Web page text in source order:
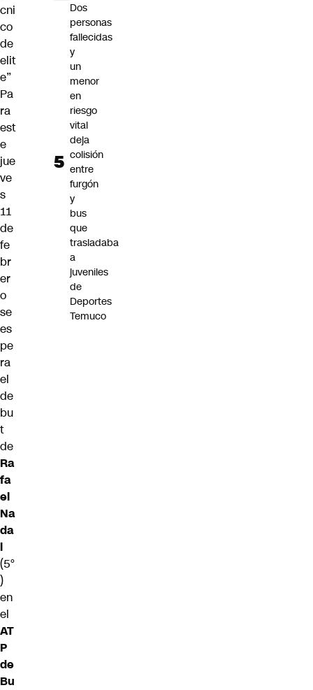
cni
co
de
elit
e”
Pa
ra
est
e
jue
ve
s
11
de
fe
br
er
o
se
es
pe
ra
el
de
bu
t
de
Ra
fa
el
Na
da
l
(5°
)
en
el
AT
P
de
Bu
Dos
personas
fallecidas
y
un
menor
en
riesgo
vital
deja
colisión
entre
furgón
y
bus
que
trasladaba
a
juveniles
de
Deportes
Temuco